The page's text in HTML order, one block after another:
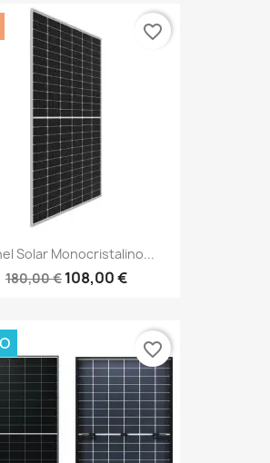
Solar Monocristalino...
180,00 € 108,00 €
favorite_border
favorite_border